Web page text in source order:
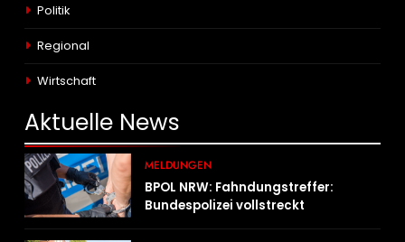
Politik
Regional
Wirtschaft
Aktuelle News
MELDUNGEN
BPOL NRW: Fahndungstreffer:
Bundespolizei vollstreckt